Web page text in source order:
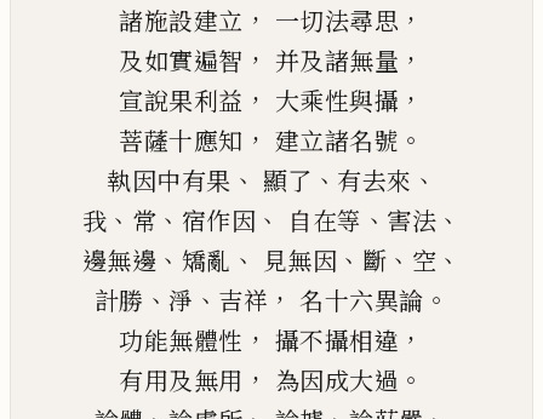
諸施設建立 ， 一切法尋思 ，
及如實遍智 ， 并及諸無量 ，
宣說果利益 ， 大乘性與攝 ，
菩薩十應知 ， 建立諸名號 。
執因中有果 、 顯了 、 有去來 、
我 、 常 、 宿作因 、 自在等 、 害法 、
邊無邊 、 矯亂 、 見無因 、 斷 、 空 、
計勝 、淨 、 吉祥 ， 名十六異論 。
功能無體性 ， 攝不攝相違 ，
有用及無用 ， 為因成大過 。